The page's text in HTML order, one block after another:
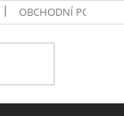
OBCHODNÍ PODMÍNKY